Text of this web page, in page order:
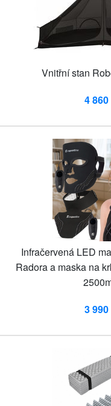
Vnitřní stan
4
Infračervená LED
Radora a maska na
3